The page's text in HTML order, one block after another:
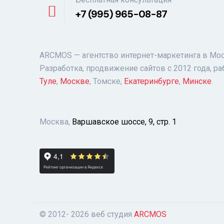
+7 (995) 965-08-87
ARCMOS — агентство интернет-маркетинга в
Разработка, продвижение сайтов с 2012 года,
Туле, Москве, Томске, Екатеринбурге, Минске.
Москва, Варшавское шоссе, 9, стр. 1
© 2012- 2026 веб студия ARCMOS